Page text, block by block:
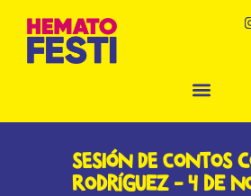
SESIÓN DE
Rodríguez – 4 de